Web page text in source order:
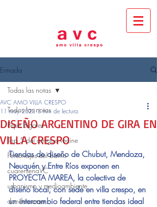
Entrada
Todas las notas
Pepe Bigotes
Top 5 del amigue vecine
Personajes del barrio
cuarentenaVC
urbanismo y medioambiente
donde comer
Todas las notas
DISEÑO ARGENTINO DE GIRA EN
VILLA CRESPO
AVC AMO VILLA CRESPO
11 may 2023 3 min de lectura
Tiendas de diseño de Chubut, Mendoza,
Neuquén y Entre Ríos exponen en
PROYECTA MAREA, la colectiva de
diseño local, con sede en villa crespo, en
un intercambio federal entre tiendas ideal